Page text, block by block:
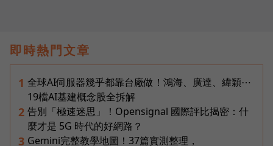
即時熱門文章
1 全球AI伺服器幾乎都靠台廠做！鴻海、廣達、緯穎⋯
19檔AI基建概念股全拆解
2 告別「極速迷思」！Opensignal 國際評比揭密：什
麼才是 5G 時代的好網路？
3 Gemini完整教學地圖！37篇實測整理，